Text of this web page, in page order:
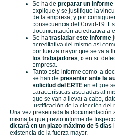
Se ha de preparar un informe
explique y se justifique la
de la empresa, y por
consecuencia del Covid-19.
documentación acreditativa a
Se ha trasladar este informe
acreditativa del mismo así
por fuerza mayor que se va a
los trabajadores, o en su
empresa.
Tanto este informe como la
se han de presentar ante la
solicitud del ERTE en el que
características asociadas al
que se van a llevar a cabo,
justificación de la elección del
Una vez presentada la documentación
misma la que previo informe de
dictará en un plazo máximo de 5 días
existencia de la fuerza mayor.